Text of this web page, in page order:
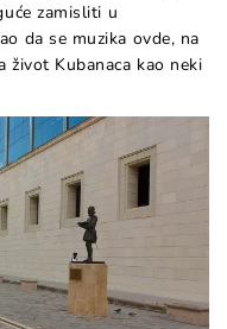
zamisliti u
da se muzika ovde, na
život Kubanaca kao neki